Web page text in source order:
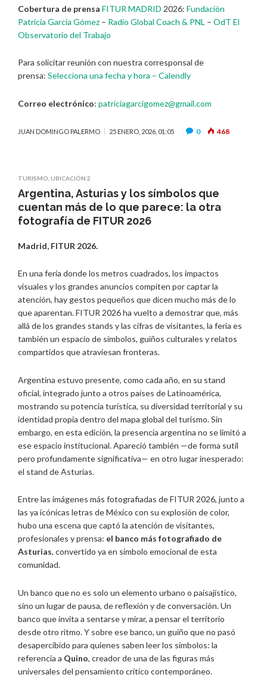
Cobertura de prensa FITUR MADRID 2026: Fundación
Patricia García Gómez – Radio Global Coach & PNL – OdT El
Observatorio del Trabajo
Para solicitar reunión con nuestra corresponsal de
prensa: Selecciona una fecha y hora – Calendly
Correo electrónico: patriciagarcigomez@gmail.com
JUAN DOMINGO PALERMO 25 ENERO, 2026, 01:05 0 468
TURISMO UBICACIÓN 2
Argentina, Asturias y los símbolos que
cuentan más de lo que parece: la otra
fotografía de FITUR 2026
Madrid, FITUR 2026.
En una feria donde los metros cuadrados, los impactos
visuales y los grandes anuncios compiten por captar la
atención, hay gestos pequeños que dicen mucho más de lo
que aparentan. FITUR 2026 ha vuelto a demostrar que, más
allá de los grandes stands y las cifras de visitantes, la feria es
también un espacio de símbolos, guiños culturales y relatos
compartidos que atraviesan fronteras.
Argentina estuvo presente, como cada año, en su stand
oficial, integrado junto a otros países de Latinoamérica,
mostrando su potencia turística, su diversidad territorial y su
identidad propia dentro del mapa global del turismo. Sin
embargo, en esta edición, la presencia argentina no se limitó a
ese espacio institucional. Apareció también —de forma sutil
pero profundamente significativa— en otro lugar inesperado:
el stand de Asturias.
Entre las imágenes más fotografiadas de FITUR 2026, junto a
las ya icónicas letras de México con su explosión de color,
hubo una escena que captó la atención de visitantes,
profesionales y prensa: el banco más fotografiado de
Asturias, convertido ya en símbolo emocional de esta
comunidad.
Un banco que no es solo un elemento urbano o paisajístico,
sino un lugar de pausa, de reflexión y de conversación. Un
banco que invita a sentarse y mirar, a pensar el territorio
desde otro ritmo. Y sobre ese banco, un guiño que no pasó
desapercibido para quienes saben leer los símbolos: la
referencia a Quino, creador de una de las figuras más
universales del pensamiento crítico contemporáneo.